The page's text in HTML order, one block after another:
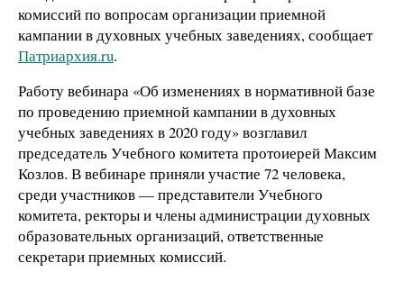
комиссий по вопросам организации приемной
кампании в духовных учебных заведениях, сообщает
Патриархия.ru.
Работу вебинара «Об изменениях в нормативной базе
по проведению приемной кампании в духовных
учебных заведениях в 2020 году» возглавил
председатель Учебного комитета протоиерей Максим
Козлов. В вебинаре приняли участие 72 человека,
среди участников — представители Учебного
комитета, ректоры и члены администрации духовных
образовательных организаций, ответственные
секретари приемных комиссий.